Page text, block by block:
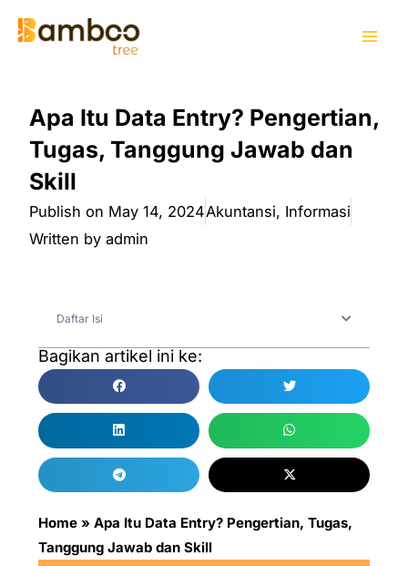
Apa Itu Data Entry? Pengertian,
Tugas, Tanggung Jawab dan
Skill
Publish on May 14, 2024Akuntansi, Informasi
Written by admin
Daftar Isi
Bagikan artikel ini ke:
Home » Apa Itu Data Entry? Pengertian, Tugas,
Tanggung Jawab dan Skill